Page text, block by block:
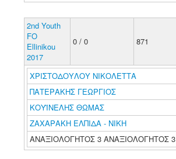
2nd Youth
FO
Ellinikou
2017
0 / 0 871
ΧΡΙΣΤΟΔΟΥΛΟΥ ΝΙΚΟΛΕΤΤΑ
ΠΑΤΕΡΑΚΗΣ ΓΕΩΡΓΙΟΣ
ΚΟΥΪΝΕΛΗΣ ΘΩΜΑΣ
ΖΑΧΑΡΑΚΗ ΕΛΠΙΔΑ - ΝΙΚΗ
ΑΝΑΞΙΟΛΟΓΗΤΟΣ 3 ΑΝΑΞΙΟΛΟΓΗΤΟΣ 3